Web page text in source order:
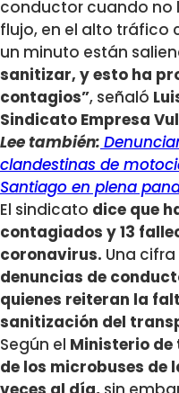
conductor cuando no
flujo, en el alto tráfico
un minuto están
sanitizar, y esto ha
contagios”, señaló
Sindicato Empresa
Lee también:
clandestinas de
Santiago en plena
El sindicato dice que
contagiados y 13
coronavirus. Una
denuncias de
quienes reiteran la
sanitización del
Según el Ministerio
de los microbuses de